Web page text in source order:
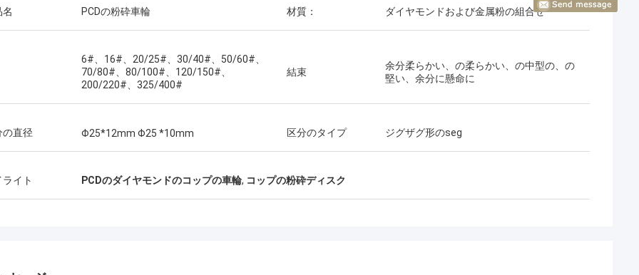
名 PCDの粉砕車輪 材質： ダイヤモンドおよび金属粉の組合せ
6#、16#、20/25#、30/40#、50/60#、
70/80#、80/100#、120/150#、
200/220#、325/400#
結束
余分柔らかい、の柔らかい、の中型の、の
堅い、余分に懸命に
の直径 Φ25*12mm Φ25 *10mm 区分のタイプ ジグザグ形のseg
イト PCDのダイヤモンドのコップの車輪, コップの粉砕ディスク